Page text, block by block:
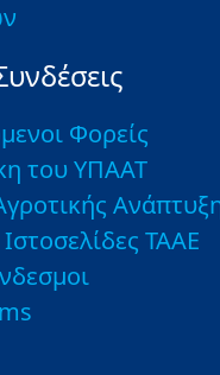
Φορείς
του ΥΠΑΑΤ
ΤΑΑΕ